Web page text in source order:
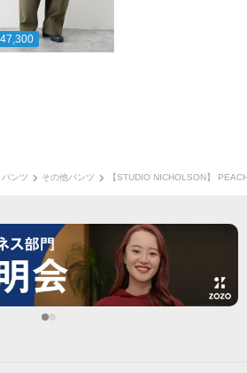
パンツ その他パンツ 【STUDIO NICHOLSON】